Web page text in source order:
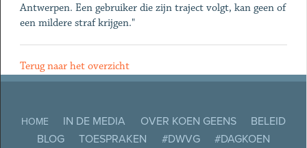
Antwerpen. Een gebruiker die zijn traject volgt, kan geen of
een mildere straf krijgen."
Terug naar het overzicht
HOME IN DE MEDIA OVER KOEN GEENS
BELEID
BLOG
TOESPRAKEN #DWVG
#DAGKOEN